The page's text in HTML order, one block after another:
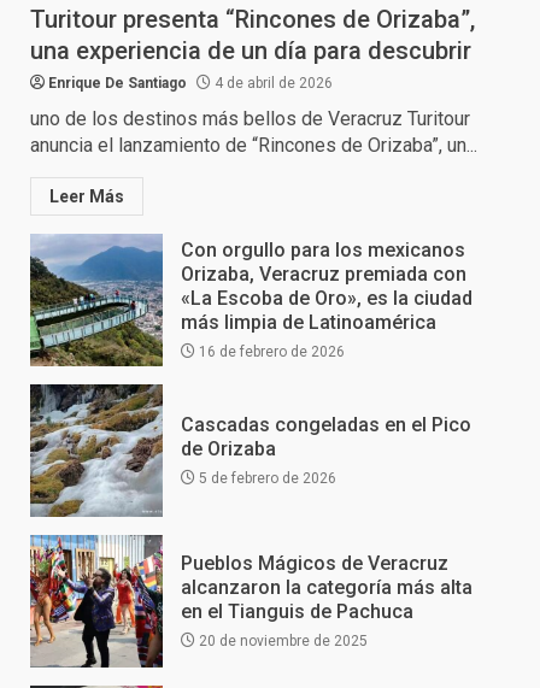
Turitour presenta “Rincones de Orizaba”,
una experiencia de un día para descubrir
Enrique De Santiago 4 de abril de 2026
uno de los destinos más bellos de Veracruz Turitour
anuncia el lanzamiento de “Rincones de Orizaba”, un...
Leer Más
Con orgullo para los mexicanos
Orizaba, Veracruz premiada con
«La Escoba de Oro», es la ciudad
más limpia de Latinoamérica
16 de febrero de 2026
Cascadas congeladas en el Pico
de Orizaba
5 de febrero de 2026
Pueblos Mágicos de Veracruz
alcanzaron la categoría más alta
en el Tianguis de Pachuca
20 de noviembre de 2025